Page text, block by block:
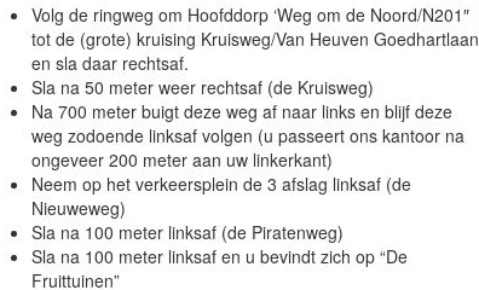
Volg de ringweg om Hoofddorp ‘Weg om de Noord/N201″
tot de (grote) kruising Kruisweg/Van Heuven Goedhartlaan
en sla daar rechtsaf.
Sla na 50 meter weer rechtsaf (de Kruisweg)
Na 700 meter buigt deze weg af naar links en blijf deze
weg zodoende linksaf volgen (u passeert ons kantoor na
ongeveer 200 meter aan uw linkerkant)
Neem op het verkeersplein de 3 afslag linksaf (de
Nieuweweg)
Sla na 100 meter linksaf (de Piratenweg)
Sla na 100 meter linksaf en u bevindt zich op “De
Fruittuinen”